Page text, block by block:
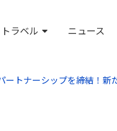
ラベル ニュース
トナーシップを締結！新